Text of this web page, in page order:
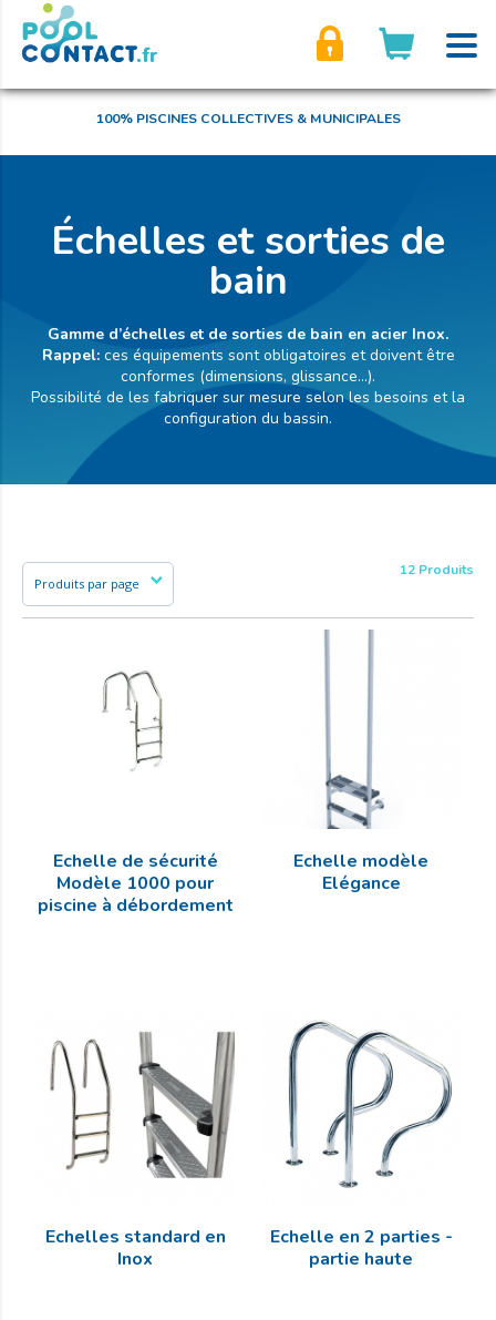
100% PISCINES COLLECTIVES & MUNICIPALES
Échelles et sorties de
bain
Gamme d’échelles et de sorties de bain en acier Inox.
Rappel:ces équipements sont obligatoires et doivent être
conformes (dimensions, glissance...).
Possibilité de les fabriquer sur mesure selon les besoins et la
configuration du bassin.
12 Produits
Echelle de sécurité
Modèle 1000 pour
piscine à débordement
Echelle modèle
Elégance
Echelles standard en
Inox
Echelle en 2 parties -
partie haute